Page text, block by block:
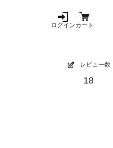
ログインカート
レビュー数
18